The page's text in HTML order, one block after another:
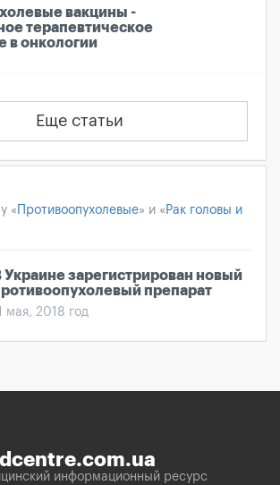
вакцины -
терапевтическое
в онкологии
Еще статьи
« Противоопухолевые» и « Рак головы и
Украине зарегистрирован новый
препарат
мая, 2018 год
информационный ресурс